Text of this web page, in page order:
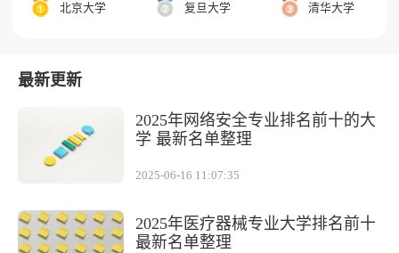
北京大学 复旦大学 清华大学
最新更新
2025年网络安全专业排名前十的大
学 最新名单整理
2025-06-16 11:07:35
2025年医疗器械专业大学排名前十
最新名单整理